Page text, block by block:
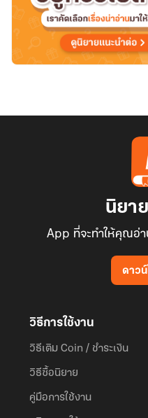
นิยา
App ที่จะทำให้คุณอ่
ดาว
วิธีการใช้งาน
วิธีเติม Coin / ชำระเงิน
วิธีซื้อนิยาย
คู่มือการใช้งาน